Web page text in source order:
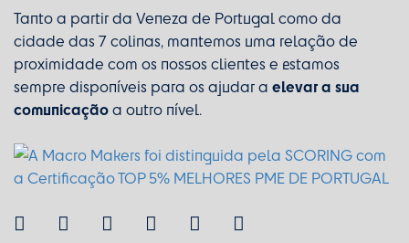
Tanto a partir da Veneza de Portugal como da
cidade das 7 colinas, mantemos uma relação de
proximidade com os nossos clientes e estamos
sempre disponíveis para os ajudar a elevar a sua
comunicaçãoa outro nível.